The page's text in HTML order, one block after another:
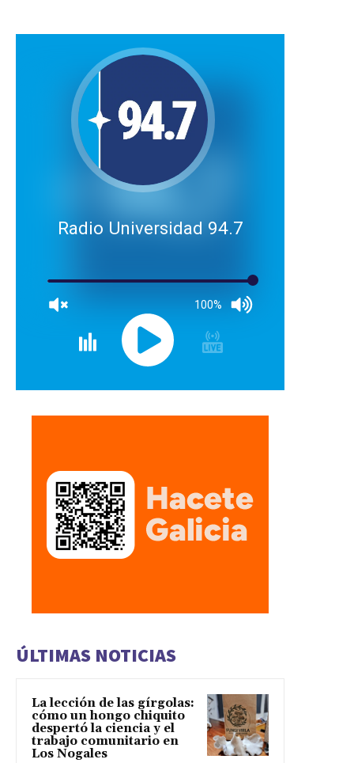
Radio Universidad 94.7
100%
ÚLTIMAS NOTICIAS
La lección de las gírgolas:
cómo un hongo chiquito
despertó la ciencia y el
trabajo comunitario en
Los Nogales